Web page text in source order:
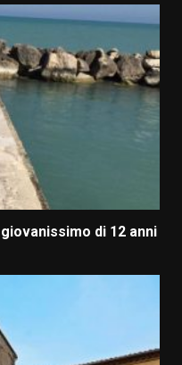
di 12 anni